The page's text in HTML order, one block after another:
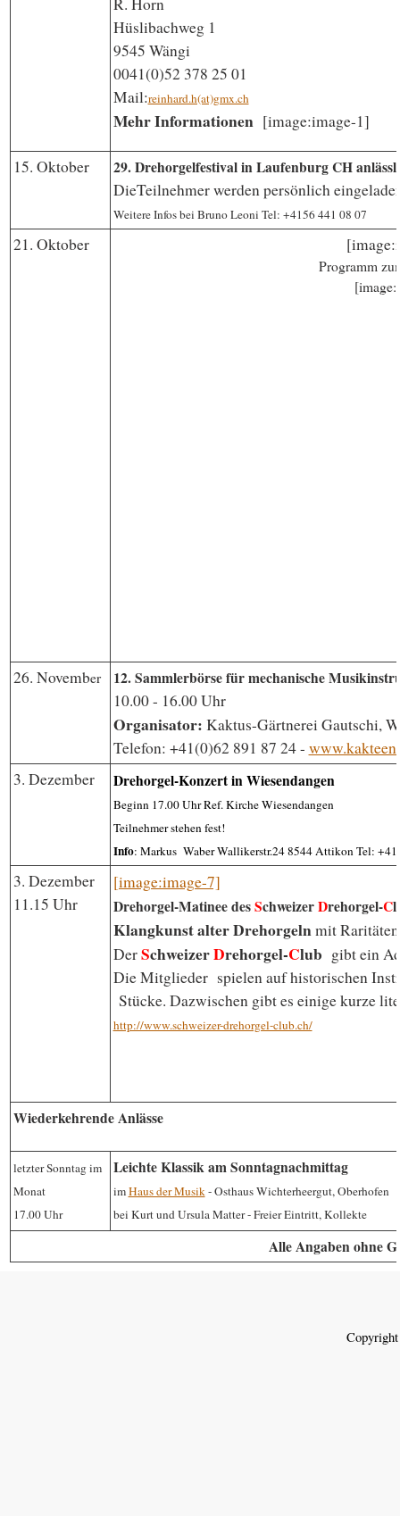
Hüslibachweg 1
9545 Wängi
0041(0)52 378 25 01
Mail:reinhard.h(at)gmx.ch
Mehr Informationen [image:image-1]
15. Oktober 29. Drehorgelfestival in Laufenburg CH
DieTeilnehmer werden persönlich
Weitere Infos bei Bruno Leoni Tel: +4156 441 08 07
21. Oktober
Programm
26. November 12. Sammlerbörse für mechanische
10.00 - 16.00 Uhr
Organisator: Kaktus-Gärtnerei Gautschi,
Telefon: +41(0)62 891 87 24 -
3. Dezember
Drehorgel-Konzert in Wiesendangen
Beginn 17.00 Uhr Ref. Kirche Wiesendangen
Teilnehmer stehen fest!
Info: Markus Waber Wallikerstr.24 8544 Attikon Tel:
3. Dezember
11.15 Uhr
[image:image-7]
Drehorgel-Matinee des Schweizer Drehorgel-C
Klangkunst alter Drehorgelnmit
DerSchweizerDrehorgel-Club gibt ein
Die Mitglieder spielen auf historischen
Stücke. Dazwischen gibt es einige kurze
http://www.schweizer-drehorgel-club.ch/
Wiederkehrende Anlässe
letzter Sonntag im
Monat
17.00 Uhr
Leichte Klassik am Sonntagnachmittag
imHaus der Musik - Osthaus Wichterheergut, Oberhofen
bei Kurt und Ursula Matter - Freier Eintritt, Kollekte
Alle Angaben ohne